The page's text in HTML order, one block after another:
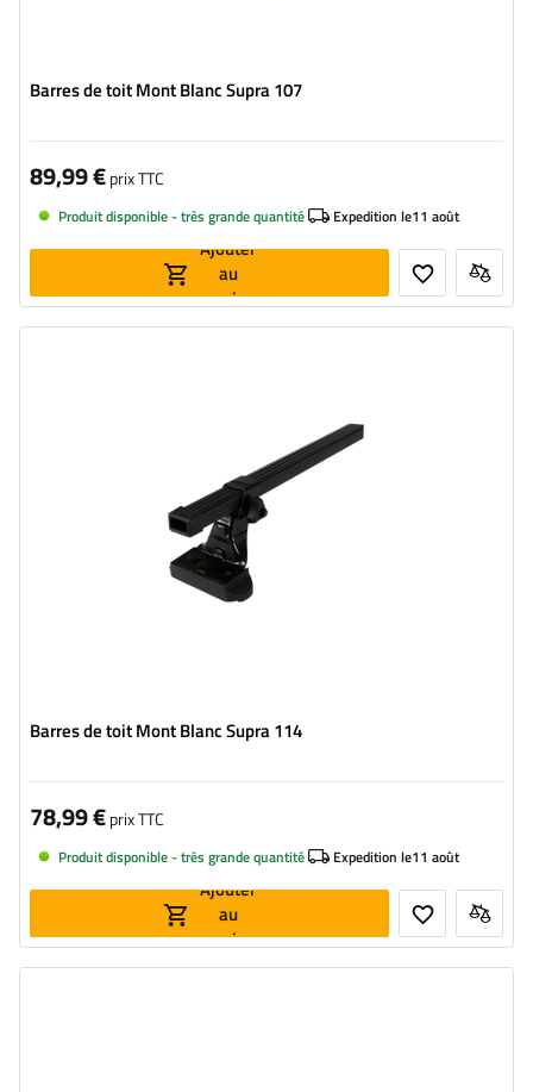
Barres de toit Mont Blanc Supra 107
89,99 €prix TTC
Produit disponible - très grande quantité Expedition le11 août
Ajouter
au
panier
Barres de toit Mont Blanc Supra 114
78,99 €prix TTC
Produit disponible - très grande quantité Expedition le11 août
Ajouter
au
panier